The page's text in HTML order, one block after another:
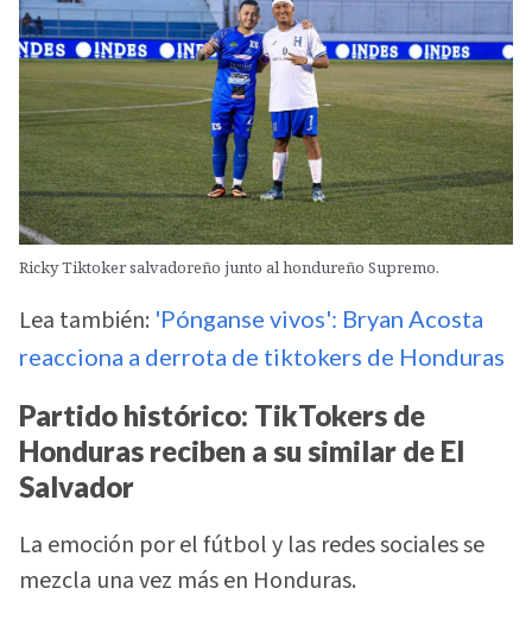
Ricky Tiktoker salvadoreño junto al hondureño Supremo.
Lea también: 'Pónganse vivos': Bryan Acosta
reacciona a derrota de tiktokers de Honduras
Partido histórico: TikTokers de
Honduras reciben a su similar de El
Salvador
La emoción por el fútbol y las redes sociales se
mezcla una vez más en Honduras.